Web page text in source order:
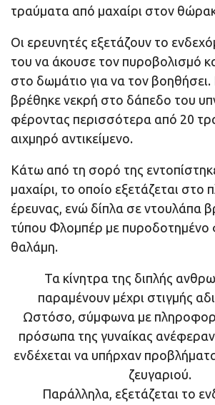
τραύματα από μαχαίρι στον
Οι ερευνητές εξετάζουν το
του να άκουσε τον πυροβολισμό
στο δωμάτιο για να τον
βρέθηκε νεκρή στο δάπεδο του
φέροντας περισσότερα από 20
αιχμηρό αντικείμενο.
Κάτω από τη σορό της
μαχαίρι, το οποίο εξετάζεται στο
έρευνας, ενώ δίπλα σε ντουλάπα
τύπου Φλομπέρ με πυροδοτημένο
θαλάμη.
Τα κίνητρα της διπλής
παραμένουν μέχρι στιγμής
Ωστόσο, σύμφωνα με
πρόσωπα της γυναίκας ανέφεραν
ενδέχεται να υπήρχαν
ζευγαριού.
Παράλληλα, εξετάζεται το